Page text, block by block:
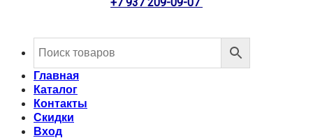
Главная
Каталог
Контакты
Скидки
Вход